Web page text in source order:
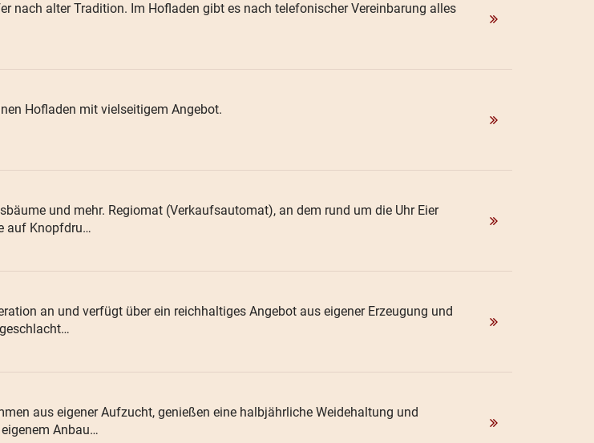
nach alter Tradition. Im Hofladen gibt es nach telefonischer Vereinbarung alles
Hofladen mit vielseitigem Angebot.
und mehr. Regiomat (Verkaufsautomat), an dem rund um die Uhr Eier
auf Knopfdru…
an und verfügt über ein reichhaltiges Angebot aus eigener Erzeugung und
aus eigener Aufzucht, genießen eine halbjährliche Weidehaltung und
Anbau…